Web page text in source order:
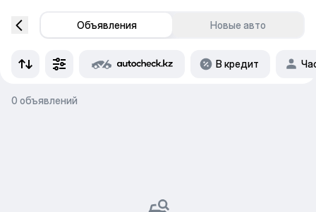
Объявления Новые авто
В кредит
0 объявлений